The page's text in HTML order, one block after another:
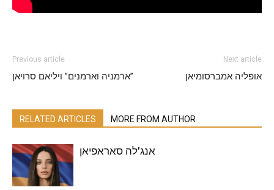
Previous article
ארמניה וארמנים” ויליאם סרויאן”
Next article
אופליה אמברסומיאן
RELATED ARTICLES MORE FROM AUTHOR
אנג’לה סאראפיאן